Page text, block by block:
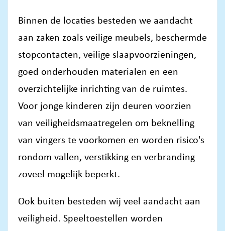
Binnen de locaties besteden we aandacht
aan zaken zoals veilige meubels, beschermde
stopcontacten, veilige slaapvoorzieningen,
goed onderhouden materialen en een
overzichtelijke inrichting van de ruimtes.
Voor jonge kinderen zijn deuren voorzien
van veiligheidsmaatregelen om beknelling
van vingers te voorkomen en worden risico's
rondom vallen, verstikking en verbranding
zoveel mogelijk beperkt.
Ook buiten besteden wij veel aandacht aan
veiligheid. Speeltoestellen worden